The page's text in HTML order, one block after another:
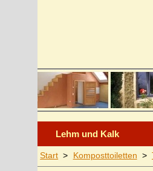
Lehm und Kalk
Start > Komposttoiletten >